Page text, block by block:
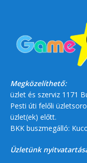
Megközelíthető:
üzlet és szerviz 1171
Pesti úti felőli
üzlet(ek) előtt.
BKK buszmegálló:
Üzletünk